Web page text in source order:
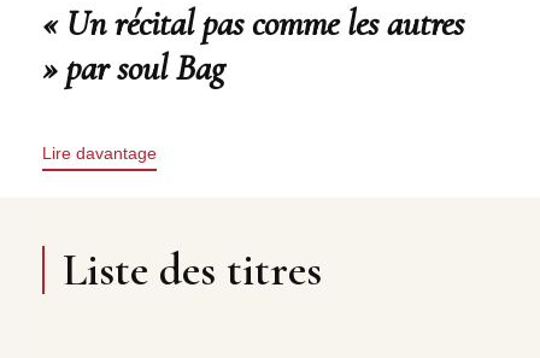
« Un récital pas comme les autres
» par soul Bag
Lire davantage
Liste des titres